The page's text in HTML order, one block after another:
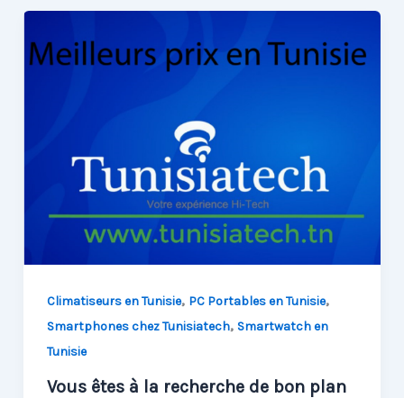
Climatiseurs en Tunisie, PC Portables en Tunisie,
Smartphones chez Tunisiatech, Smartwatch en
Tunisie
Vous êtes à la recherche de bon plan